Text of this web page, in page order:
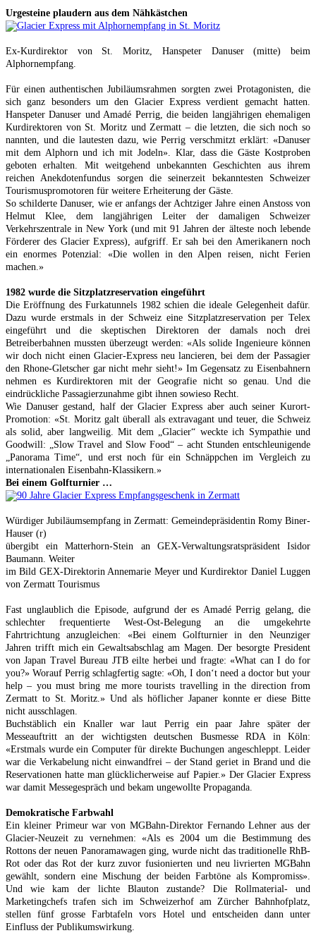
Urgesteine plaudern aus dem Nähkästchen
Ex-Kurdirektor von St. Moritz, Hanspeter Danuser (mitte) beim
Alphornempfang.
Für einen authentischen Jubiläumsrahmen sorgten zwei Protagonisten, die
sich ganz besonders um den Glacier Express verdient gemacht hatten.
Hanspeter Danuser und Amadé Perrig, die beiden langjährigen ehemaligen
Kurdirektoren von St. Moritz und Zermatt – die letzten, die sich noch so
nannten, und die lautesten dazu, wie Perrig verschmitzt erklärt: «Danuser
mit dem Alphorn und ich mit Jodeln». Klar, dass die Gäste Kostproben
geboten erhalten. Mit weitgehend unbekannten Geschichten aus ihrem
reichen Anekdotenfundus sorgen die seinerzeit bekanntesten Schweizer
Tourismuspromotoren für weitere Erheiterung der Gäste.
So schilderte Danuser, wie er anfangs der Achtziger Jahre einen Anstoss von
Helmut Klee, dem langjährigen Leiter der damaligen Schweizer
Verkehrszentrale in New York (und mit 91 Jahren der älteste noch lebende
Förderer des Glacier Express), aufgriff. Er sah bei den Amerikanern noch
ein enormes Potenzial: «Die wollen in den Alpen reisen, nicht Ferien
machen.»
1982 wurde die Sitzplatzreservation eingeführt
Die Eröffnung des Furkatunnels 1982 schien die ideale Gelegenheit dafür.
Dazu wurde erstmals in der Schweiz eine Sitzplatzreservation per Telex
eingeführt und die skeptischen Direktoren der damals noch drei
Betreiberbahnen mussten überzeugt werden: «Als solide Ingenieure können
wir doch nicht einen Glacier-Express neu lancieren, bei dem der Passagier
den Rhone-Gletscher gar nicht mehr sieht!» Im Gegensatz zu Eisenbahnern
nehmen es Kurdirektoren mit der Geografie nicht so genau. Und die
eindrückliche Passagierzunahme gibt ihnen sowieso Recht.
Wie Danuser gestand, half der Glacier Express aber auch seiner Kurort-
Promotion: «St. Moritz galt überall als extravagant und teuer, die Schweiz
als solid, aber langweilig. Mit dem „Glacier“ weckte ich Sympathie und
Goodwill: „Slow Travel and Slow Food“ – acht Stunden entschleunigende
„Panorama Time“, und erst noch für ein Schnäppchen im Vergleich zu
internationalen Eisenbahn-Klassikern.»
Bei einem Golfturnier …
Würdiger Jubiläumsempfang in Zermatt: Gemeindepräsidentin Romy Biner-
Hauser (r)
übergibt ein Matterhorn-Stein an GEX-Verwaltungsratspräsident Isidor
Baumann. Weiter
im Bild GEX-Direktorin Annemarie Meyer und Kurdirektor Daniel Luggen
von Zermatt Tourismus
Fast unglaublich die Episode, aufgrund der es Amadé Perrig gelang, die
schlechter frequentierte West-Ost-Belegung an die umgekehrte
Fahrtrichtung anzugleichen: «Bei einem Golfturnier in den Neunziger
Jahren trifft mich ein Gewaltsabschlag am Magen. Der besorgte President
von Japan Travel Bureau JTB eilte herbei und fragte: «What can I do for
you?» Worauf Perrig schlagfertig sagte: «Oh, I don‘t need a doctor but your
help – you must bring me more tourists travelling in the direction from
Zermatt to St. Moritz.» Und als höflicher Japaner konnte er diese Bitte
nicht ausschlagen.
Buchstäblich ein Knaller war laut Perrig ein paar Jahre später der
Messeauftritt an der wichtigsten deutschen Busmesse RDA in Köln:
«Erstmals wurde ein Computer für direkte Buchungen angeschleppt. Leider
war die Verkabelung nicht einwandfrei – der Stand geriet in Brand und die
Reservationen hatte man glücklicherweise auf Papier.» Der Glacier Express
war damit Messegespräch und bekam ungewollte Propaganda.
Demokratische Farbwahl
Ein kleiner Primeur war von MGBahn-Direktor Fernando Lehner aus der
Glacier-Neuzeit zu vernehmen: «Als es 2004 um die Bestimmung des
Rottons der neuen Panoramawagen ging, wurde nicht das traditionelle RhB-
Rot oder das Rot der kurz zuvor fusionierten und neu livrierten MGBahn
gewählt, sondern eine Mischung der beiden Farbtöne als Kompromiss».
Und wie kam der lichte Blauton zustande? Die Rollmaterial- und
Marketingchefs trafen sich im Schweizerhof am Zürcher Bahnhofplatz,
stellen fünf grosse Farbtafeln vors Hotel und entscheiden dann unter
Einfluss der Publikumswirkung.